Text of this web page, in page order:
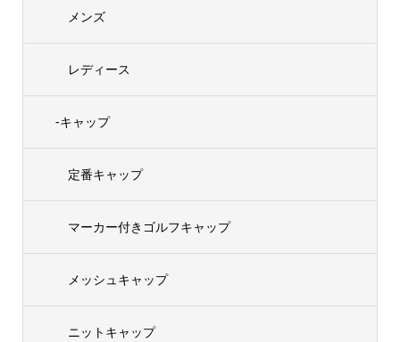
メンズ
レディース
-キャップ
定番キャップ
マーカー付きゴルフキャップ
メッシュキャップ
ニットキャップ